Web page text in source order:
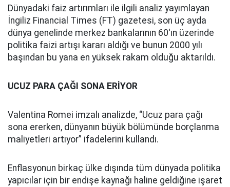
Dünyadaki faiz artırımları ile ilgili analiz yayımlayan
İngiliz Financial Times (FT) gazetesi, son üç ayda
dünya genelinde merkez bankalarının 60'ın üzerinde
politika faizi artışı kararı aldığı ve bunun 2000 yılı
başından bu yana en yüksek rakam olduğu aktarıldı.
UCUZ PARA ÇAĞI SONA ERİYOR
Valentina Romei imzalı analizde, “Ucuz para çağı
sona ererken, dünyanın büyük bölümünde borçlanma
maliyetleri artıyor” ifadelerini kullandı.
Enflasyonun birkaç ülke dışında tüm dünyada politika
yapıcılar için bir endişe kaynağı haline geldiğine işaret